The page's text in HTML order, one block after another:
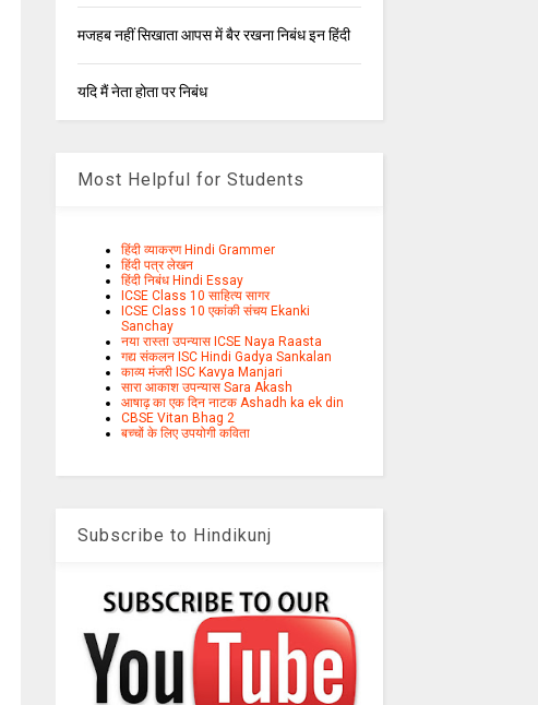
मजहब नहीं सिखाता आपस में बैर रखना निबंध इन हिंदी
यदि मैं नेता होता पर निबंध
Most Helpful for Students
हिंदी व्याकरण Hindi Grammer
हिंदी पत्र लेखन
हिंदी निबंध Hindi Essay
ICSE Class 10 साहित्य सागर
ICSE Class 10 एकांकी संचय Ekanki
Sanchay
नया रास्ता उपन्यास ICSE Naya Raasta
गद्य संकलन ISC Hindi Gadya Sankalan
काव्य मंजरी ISC Kavya Manjari
सारा आकाश उपन्यास Sara Akash
आषाढ़ का एक दिन नाटक Ashadh ka ek din
CBSE Vitan Bhag 2
बच्चों के लिए उपयोगी कविता
Subscribe to Hindikunj